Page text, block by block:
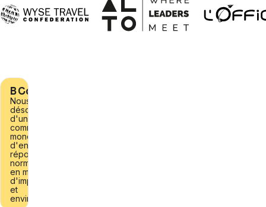
B Corporation
Nous faisons
désormais partie
d'une
communauté
mondiale
d'entreprises qui
répondent à des
normes élevées
en matière
d'impact social
et
environnemental.